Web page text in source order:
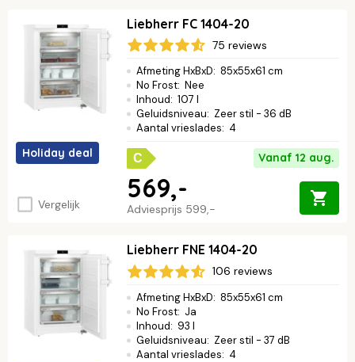
Holiday deal
Vergelijk
Liebherr FC 1404-20
75 reviews
Afmeting HxBxD: 85x55x61 cm
No Frost: Nee
Inhoud: 107 l
Geluidsniveau: Zeer stil - 36 dB
Aantal vrieslades: 4
C Vanaf 12 aug.
Adviesprijs 599,-
569,-
Liebherr FNE 1404-20
106 reviews
Afmeting HxBxD: 85x55x61 cm
No Frost: Ja
Inhoud: 93 l
Geluidsniveau: Zeer stil - 37 dB
Aantal vrieslades: 4